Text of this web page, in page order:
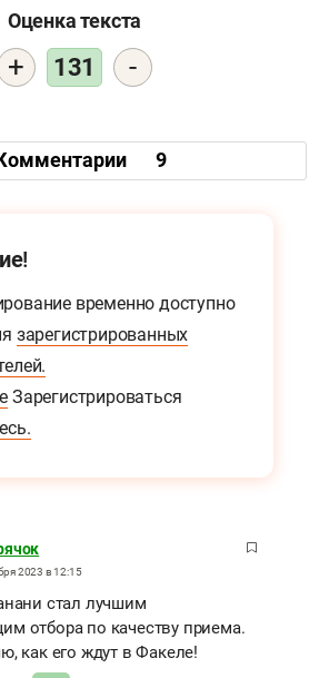
Оценка текста
+ 131 -
9
временно доступно
зарегистрированных
Зарегистрироваться
2023 в 12:15
стал лучшим
отбора по качеству приема.
как его ждут в Факеле!